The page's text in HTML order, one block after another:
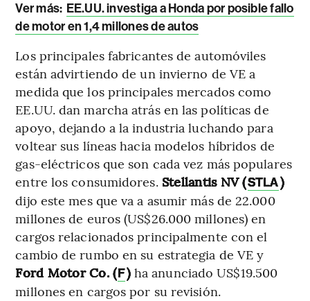
Ver más: EE.UU. investiga a Honda por posible fallo
de motor en 1,4 millones de autos
Los principales fabricantes de automóviles
están advirtiendo de un invierno de VE a
medida que los principales mercados como
EE.UU. dan marcha atrás en las políticas de
apoyo, dejando a la industria luchando para
voltear sus líneas hacia modelos híbridos de
gas-eléctricos que son cada vez más populares
entre los consumidores.Stellantis NV (STLA)
dijo este mes que va a asumir más de 22.000
millones de euros (US$26.000 millones) en
cargos relacionados principalmente con el
cambio de rumbo en su estrategia de VE y
Ford Motor Co. (F) ha anunciado US$19.500
millones en cargos por su revisión.